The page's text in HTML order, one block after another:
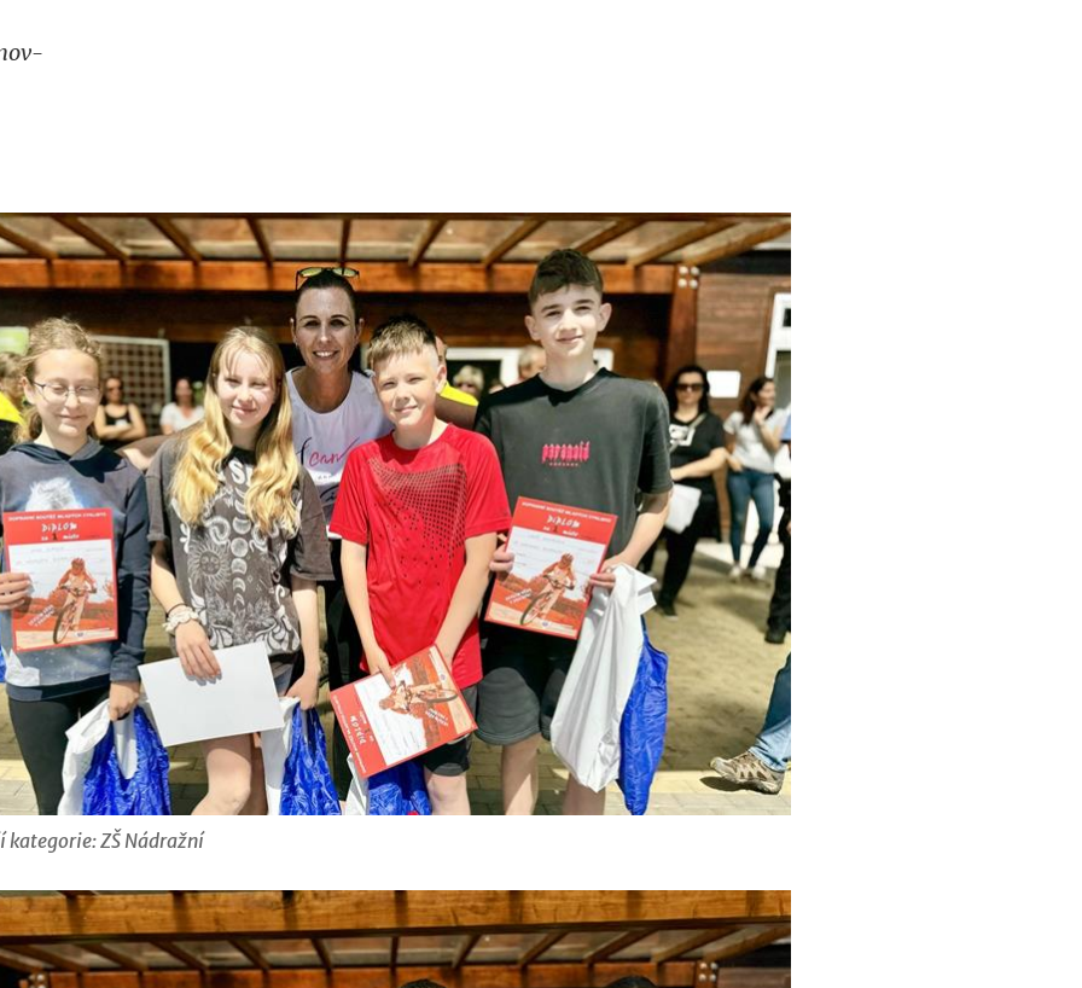
kategorie: ZŠ Nádražní